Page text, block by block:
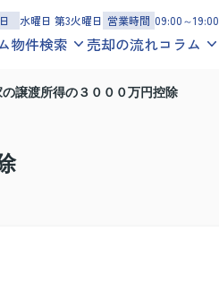
水曜日 第3火曜日 営業時間 09:00～19:00
物件検索
エリア地図学区
エリア
売却の流れコラム
の譲渡所得の３０００万円控除